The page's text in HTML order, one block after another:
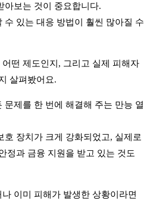
아보는 것이 중요합니다.
수 있는 대응 방법이 훨씬 많아질 수
떤 제도인지, 그리고 실제 피해자
살펴봤어요.
문제를 한 번에 해결해 주는 만능 열
장치가 크게 강화되었고, 실제로
정과 금융 지원을 받고 있는 것도
이미 피해가 발생한 상황이라면